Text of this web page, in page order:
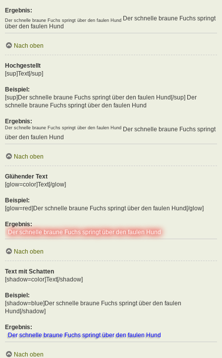
Ergebnis:
Der schnelle braune Fuchs springt über den faulen Hund Der schnelle braune Fuchs springt
über den faulen Hund
Nach oben
Hochgestellt
[sup]Text[/sup]
Beispiel:
[sup]Der schnelle braune Fuchs springt über den faulen Hund[/sup] Der
schnelle braune Fuchs springt über den faulen Hund
Ergebnis:
Der schnelle braune Fuchs springt über den faulen Hund Der schnelle braune Fuchs springt
über den faulen Hund
Nach oben
Glühender Text
[glow=color]Text[/glow]
Beispiel:
[glow=red]Der schnelle braune Fuchs springt über den faulen Hund[/glow]
Ergebnis:
Der schnelle braune Fuchs springt über den faulen Hund
Nach oben
Text mit Schatten
[shadow=color]Text[/shadow]
Beispiel:
[shadow=blue]Der schnelle braune Fuchs springt über den faulen
Hund[/shadow]
Ergebnis:
Der schnelle braune Fuchs springt über den faulen Hund
Nach oben